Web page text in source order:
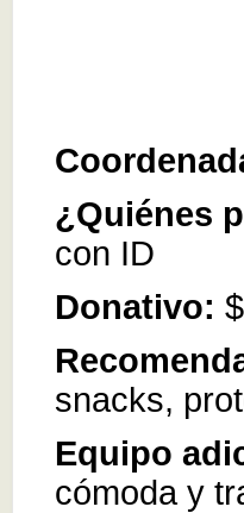
¿Quiénes
con ID
Donativo:
snacks,
Equipo
cómoda y